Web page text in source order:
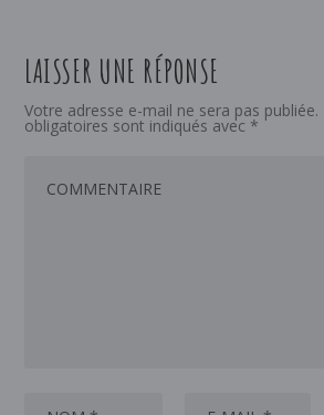
LAISSER UNE RÉPONSE
Votre adresse e-mail ne sera pas publiée.
obligatoires sont indiqués avec *